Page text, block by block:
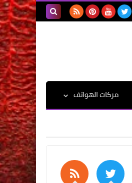
بحث هذه
الإلكترونية
مركات الهواتف